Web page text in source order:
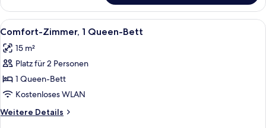
Zimmer,
1 Einzelbett
Alle
Fotos
für
Comfort-
Zimmer,
1
Queen-
Bett
Ein Gebäude mit einem Schild, auf
15
Comfort-Zimmer, 1 Queen-Bett
15 m²
Platz für 2 Personen
1 Queen-Bett
Kostenloses WLAN
Weitere Details
Weitere